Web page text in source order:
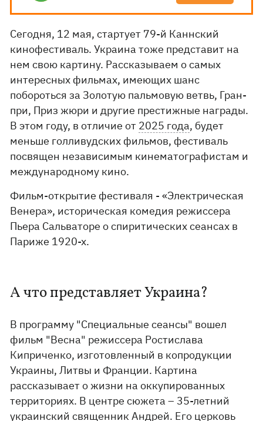
Сегодня, 12 мая, стартует 79-й Каннский
кинофестиваль. Украина тоже представит на
нем свою картину. Рассказываем о самых
интересных фильмах, имеющих шанс
побороться за Золотую пальмовую ветвь, Гран-
при, Приз жюри и другие престижные награды.
В этом году, в отличие от 2025 года, будет
меньше голливудских фильмов, фестиваль
посвящен независимым кинематографистам и
международному кино.
Фильм-открытие фестиваля - «Электрическая
Венера», историческая комедия режиссера
Пьера Сальваторе о спиритических сеансах в
Париже 1920-х.
А что представляет Украина?
В программу "Специальные сеансы" вошел
фильм "Весна" режиссера Ростислава
Киприченко, изготовленный в копродукции
Украины, Литвы и Франции. Картина
рассказывает о жизни на оккупированных
территориях. В центре сюжета – 35-летний
украинский священник Андрей. Его церковь